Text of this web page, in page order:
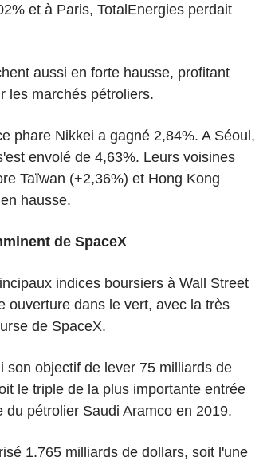
et à Paris, TotalEnergies perdait
aussi en forte hausse, profitant
les marchés pétroliers.
phare Nikkei a gagné 2,84%. A Séoul,
envolé de 4,63%. Leurs voisines
Taïwan (+2,36%) et Hong Kong
hausse.
de SpaceX
indices boursiers à Wall Street
ouverture dans le vert, avec la très
de SpaceX.
son objectif de lever 75 milliards de
le triple de la plus importante entrée
pétrolier Saudi Aramco en 2019.
1.765 milliards de dollars, soit l'une